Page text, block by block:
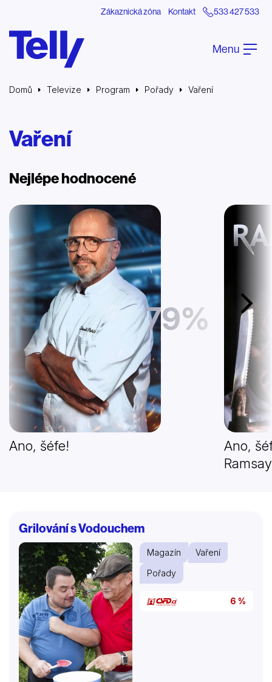
Zákaznická zóna Kontakt 533 427 533
Menu
Domů Televize Program Pořady Vaření
Vaření
Nejlépe hodnocené
Další
79%
Ano, šéfe!
Ano,
Grilování s Vodouchem
Magazín
Vaření
Pořady
6 %